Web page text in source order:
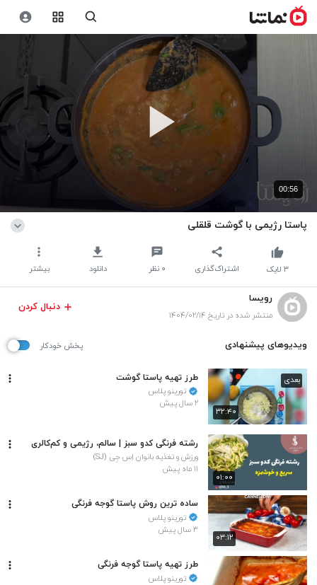
00:56
پاستا رژیمی با گوشت قلقلی
اشتراک‌گذاری ۰ نظر دانلود بیشتر ۳ لایک
رویسا
منتشر شده در تاریخ ۱۴۰۴/۰۲/۱۴
دنبال کردن
ویدیوهای پیشنهادی پخش خودکار
۳۲:۴۰
بعدی طرز تهیه پاستا گوشت
تورینو پلاس
۲ سال پیش
۰۱:۰۰
رشته فرنگی کدو سبز | سالم، رژیمی و کم‌کالری
ورزش و تغذیه بانوان اِس جِی (SJ)
۱۱ ماه پیش
۰۳:۱۲
ساده ترین روش پاستا گوجه فرنگی
تورینو پلاس
۳ سال پیش
طرز تهیه پاستا گوجه فرنگی
تورینو پلاس